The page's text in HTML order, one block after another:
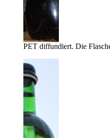
PET diffundiert. Die